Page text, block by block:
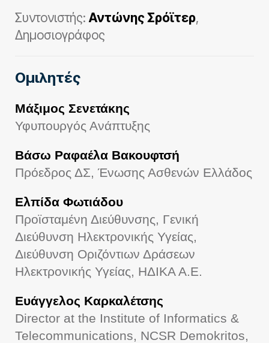
Συντονιστής:Αντώνης Σρόϊτερ,
Δημοσιογράφος
Ομιλητές
Μάξιμος Σενετάκης
Υφυπουργός Ανάπτυξης
Βάσω Ραφαέλα Βακουφτσή
Πρόεδρος ΔΣ, Ένωσης Ασθενών Ελλάδος
Ελπίδα Φωτιάδου
Προϊσταμένη Διεύθυνσης, Γενική
Διεύθυνση Ηλεκτρονικής Υγείας,
Διεύθυνση Οριζόντιων Δράσεων
Ηλεκτρονικής Υγείας, ΗΔΙΚΑ Α.Ε.
Ευάγγελος Καρκαλέτσης
Director at the Institute of Informatics &
Telecommunications, NCSR Demokritos,